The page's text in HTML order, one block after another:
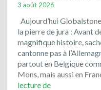
3 août 2026
Aujourd’hui
la pierre de jura : Avant
magnifique histoire,
cantonne pas à
partout en Belgique
Mons, mais aussi en
lecture deLe